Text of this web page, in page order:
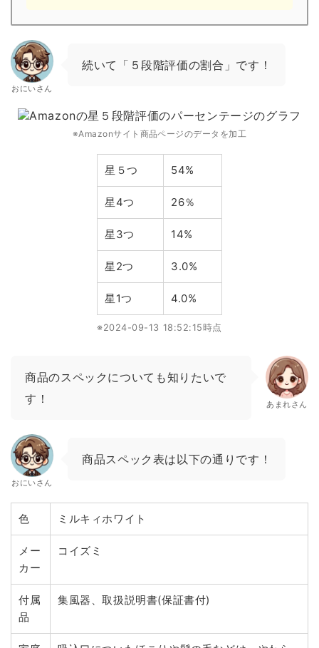
おにいさん
続いて「５段階評価の割合」です！
※Amazonサイト商品ページのデータを加工
星５つ 54%
星4つ 26％
星3つ 14%
星2つ 3.0%
星1つ 4.0%
※2024-09-13 18:52:15時点
商品のスペックについても知りたいで
す！
あまれさん
おにいさん
商品スペック表は以下の通りです！
色 ミルキィホワイト
メー
カー
コイズミ
付属
品
集風器、取扱説明書(保証書付)